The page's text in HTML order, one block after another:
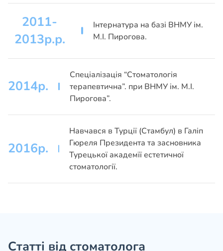
2011-
2013р.р.
Інтернатура на базі ВНМУ ім.
М.І. Пирогова.
2014р.
Спеціалізація “Стоматологія
терапевтична”. при ВНМУ ім. М.І.
Пирогова”.
2016р.
Навчався в Турції (Стамбул) в Галіп
Гюреля Президента та засновника
Турецької академїї естетичної
стоматології.
Статті від стоматолога